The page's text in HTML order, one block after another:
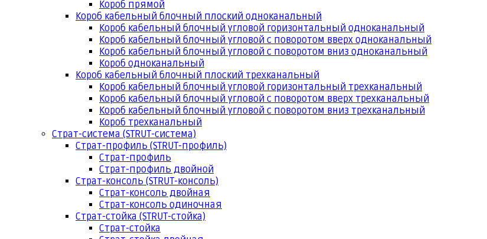
Короб прямой
Короб кабельный блочный плоский одноканальный
Короб кабельный блочный угловой горизонтальный одноканальный
Короб кабельный блочный угловой с поворотом вверх одноканальный
Короб кабельный блочный угловой с поворотом вниз одноканальный
Короб одноканальный
Короб кабельный блочный плоский трехканальный
Короб кабельный блочный угловой горизонтальный трехканальный
Короб кабельный блочный угловой с поворотом вверх трехканальный
Короб кабельный блочный угловой с поворотом вниз трехканальный
Короб трехканальный
Страт-система (STRUT-система)
Страт-профиль (STRUT-профиль)
Страт-профиль
Страт-профиль двойной
Страт-консоль (STRUT-консоль)
Страт-консоль двойная
Страт-консоль одиночная
Страт-стойка (STRUT-стойка)
Страт-стойка